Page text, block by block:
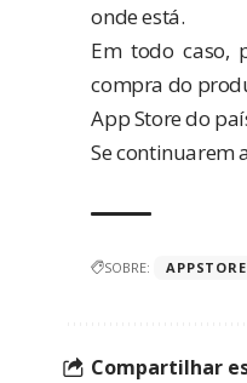
onde está.
Em todo caso,
compra do
App Store do
Se continuarem
SOBRE: APPSTORE
Compartilhar